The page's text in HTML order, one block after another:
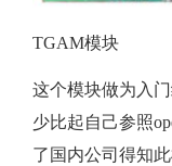
TGAM模块
这个模块做为入
少比起自己参照
了国内公司得知